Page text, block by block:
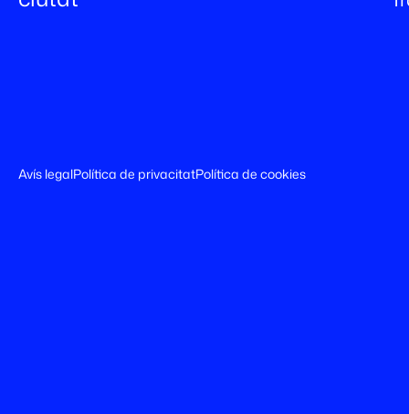
Avís legalPolítica de privacitatPolítica de cookies